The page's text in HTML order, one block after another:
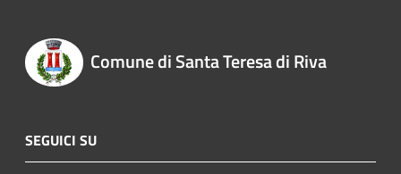
Comune di Santa Teresa di Riva
SEGUICI SU